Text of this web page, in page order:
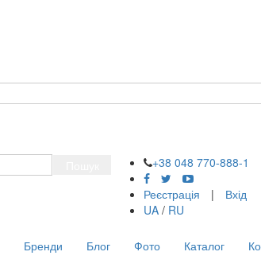
+38 048 770-888-1
Реєстрація
|
Вхід
UA / RU
Бренди Блог Фото Каталог